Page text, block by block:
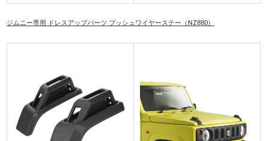
ジムニー専用 ドレスアップパーツ ブッシュワイヤーステー（NZ880）